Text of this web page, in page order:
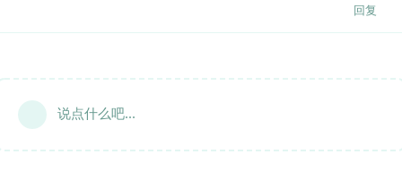
回复
说点什么吧...